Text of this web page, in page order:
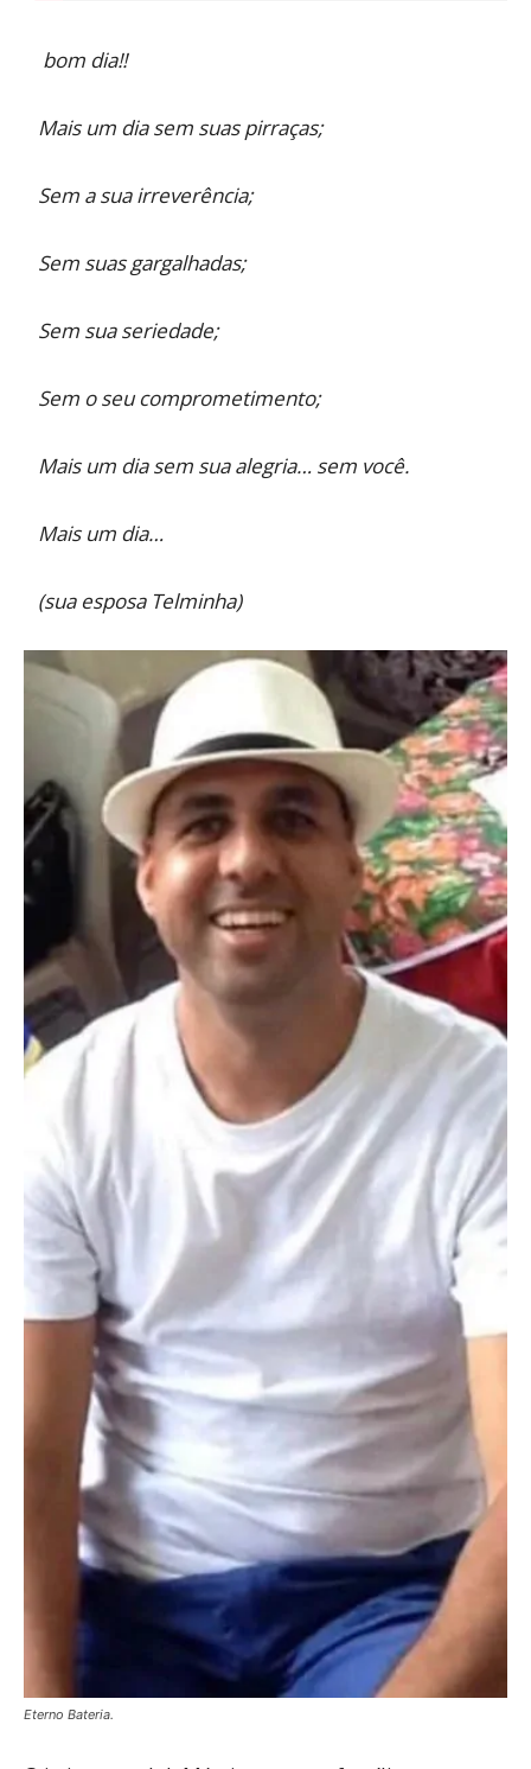
bom dia!!
Mais um dia sem suas pirraças;
Sem a sua irreverência;
Sem suas gargalhadas;
Sem sua seriedade;
Sem o seu comprometimento;
Mais um dia sem sua alegria… sem você.
Mais um dia…
(sua esposa Telminha)
Eterno Bateria.